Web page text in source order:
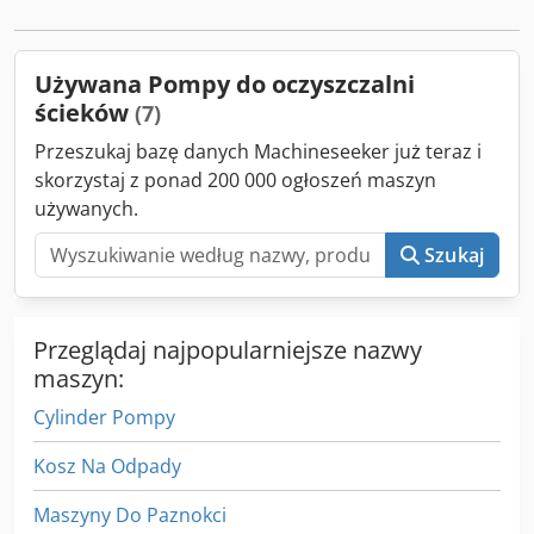
Używana Pompy do oczyszczalni
ścieków (7)
Przeszukaj bazę danych Machineseeker już teraz i
skorzystaj z ponad 200 000 ogłoszeń maszyn
używanych.
Szukaj
Przeglądaj najpopularniejsze nazwy
maszyn:
Cylinder Pompy
Kosz Na Odpady
Maszyny Do Paznokci